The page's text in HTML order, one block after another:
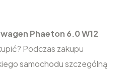
Phaeton 6.0 W12
Podczas zakupu
samochodu szczególną